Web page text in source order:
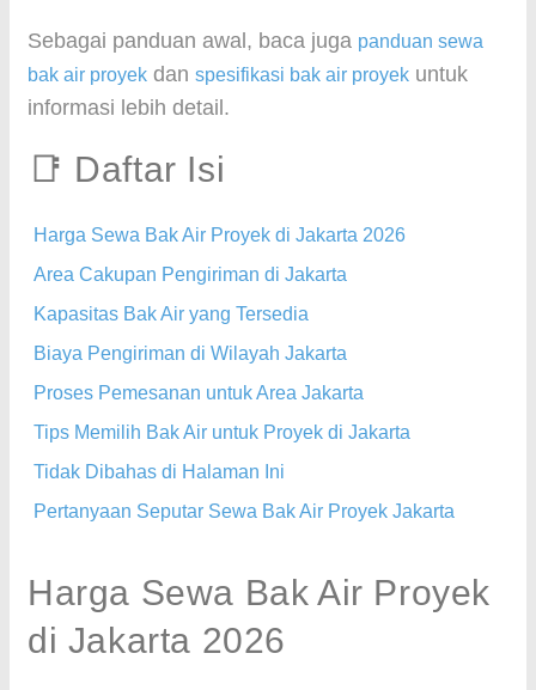
Sebagai panduan awal, baca juga panduan sewa
bak air proyek dan spesifikasi bak air proyek untuk
informasi lebih detail.
📑 Daftar Isi
Harga Sewa Bak Air Proyek di Jakarta 2026
Area Cakupan Pengiriman di Jakarta
Kapasitas Bak Air yang Tersedia
Biaya Pengiriman di Wilayah Jakarta
Proses Pemesanan untuk Area Jakarta
Tips Memilih Bak Air untuk Proyek di Jakarta
Tidak Dibahas di Halaman Ini
Pertanyaan Seputar Sewa Bak Air Proyek Jakarta
Harga Sewa Bak Air Proyek
di Jakarta 2026